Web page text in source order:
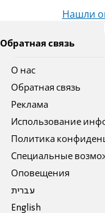
Нашли
Обратная связь
О нас
Обратная связь
Реклама
Использование
Политика
Специальные
Оповещения
עברית
English